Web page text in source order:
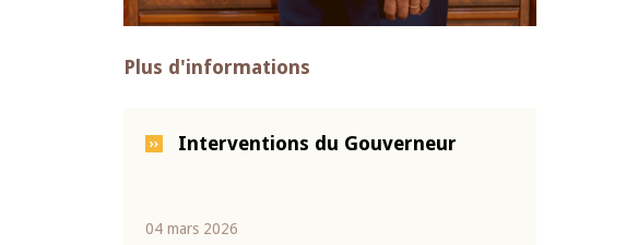
Plus d'informations
Interventions du Gouverneur
04 mars 2026